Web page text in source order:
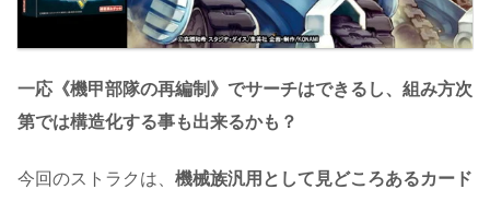
一応《機甲部隊の再編制》でサーチはできるし、組み方次
第では構造化する事も出来るかも？
今回のストラクは、 機械族汎用として見どころあるカード